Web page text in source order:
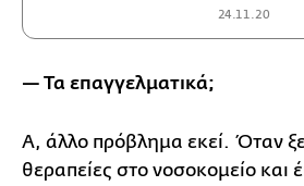
24.11.20
— Τα επαγγελματικά;
Α, άλλο πρόβλημα εκεί. Όταν
θεραπείες στο νοσοκομείο και